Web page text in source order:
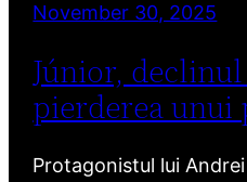
November 30, 2025
Júnior,
pierderea unui
Protagonistul lui